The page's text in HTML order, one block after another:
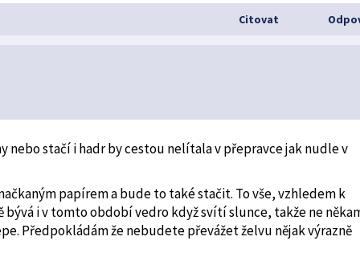
Citovat
stačí i hadr by cestou nelítala v přepravce jak nudle v
papírem a bude to také stačit. To vše, vzhledem k
i v tomto období vedro když svítí slunce, takže ne
Předpokládám že nebudete převážet želvu nějak výrazně